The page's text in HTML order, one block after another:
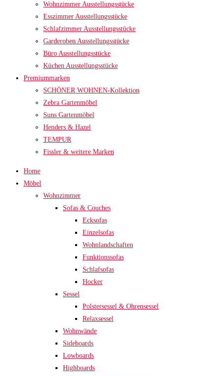
Wohnzimmer Ausstellungsstücke
Esszimmer Ausstellungsstücke
Schlafzimmer Ausstellungsstücke
Garderoben Ausstellungsstücke
Büro Ausstellungsstücke
Küchen Ausstellungsstücke
Premiummarken
SCHÖNER WOHNEN-Kollektion
Zebra Gartenmöbel
Suns Gartenmöbel
Henders & Hazel
TEMPUR
Fissler & weitere Marken
Home
Möbel
Wohnzimmer
Sofas & Couches
Ecksofas
Einzelsofas
Wohnlandschaften
Funktionssofas
Schlafsofas
Hocker
Sessel
Polstersessel & Ohrensessel
Relaxsessel
Wohnwände
Sideboards
Lowboards
Highboards